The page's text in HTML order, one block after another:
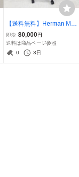
【送料無料】Herman Mill
er アーロンチェア ランバ
ーサポート フル装備B ブ
ラック
即決 80,000円
送料は商品ページ参照
0
3日